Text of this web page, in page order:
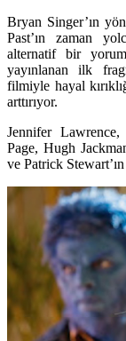
Bryan Singer’ın
Past’ın zaman
alternatif bir
yayınlanan ilk
filmiyle hayal
arttırıyor.
Jennifer
Page, Hugh
ve Patrick